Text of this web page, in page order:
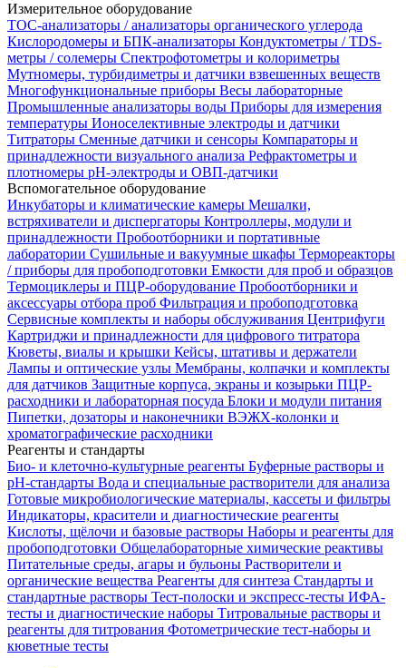
Измерительное оборудование
TOC-анализаторы / анализаторы органического углерода
Кислородомеры и БПК-анализаторы Кондуктометры / TDS-
метры / солемеры Спектрофотометры и колориметры
Мутномеры, турбидиметры и датчики взвешенных веществ
Многофункциональные приборы Весы лабораторные
Промышленные анализаторы воды Приборы для измерения
температуры Ионоселективные электроды и датчики
Титраторы Сменные датчики и сенсоры Компараторы и
принадлежности визуального анализа Рефрактометры и
плотномеры pH-электроды и ОВП-датчики
Вспомогательное оборудование
Инкубаторы и климатические камеры Мешалки,
встряхиватели и диспергаторы Контроллеры, модули и
принадлежности Пробоотборники и портативные
лаборатории Сушильные и вакуумные шкафы Термореакторы
/ приборы для пробоподготовки Емкости для проб и образцов
Термоциклеры и ПЦР-оборудование Пробоотборники и
аксессуары отбора проб Фильтрация и пробоподготовка
Сервисные комплекты и наборы обслуживания Центрифуги
Картриджи и принадлежности для цифрового титратора
Кюветы, виалы и крышки Кейсы, штативы и держатели
Лампы и оптические узлы Мембраны, колпачки и комплекты
для датчиков Защитные корпуса, экраны и козырьки ПЦР-
расходники и лабораторная посуда Блоки и модули питания
Пипетки, дозаторы и наконечники ВЭЖХ-колонки и
хроматографические расходники
Реагенты и стандарты
Био- и клеточно-культурные реагенты Буферные растворы и
pH-стандарты Вода и специальные растворители для анализа
Готовые микробиологические материалы, кассеты и фильтры
Индикаторы, красители и диагностические реагенты
Кислоты, щёлочи и базовые растворы Наборы и реагенты для
пробоподготовки Общелабораторные химические реактивы
Питательные среды, агары и бульоны Растворители и
органические вещества Реагенты для синтеза Стандарты и
стандартные растворы Тест-полоски и экспресс-тесты ИФА-
тесты и диагностические наборы Титровальные растворы и
реагенты для титрования Фотометрические тест-наборы и
кюветные тесты